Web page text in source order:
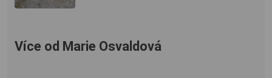
Více od Marie Osvaldová